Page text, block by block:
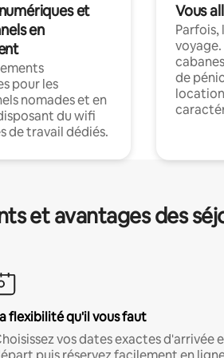
et
en
pour les
nomades et en
du wifi
de travail dédiés.
Vous
voyage.
de
et avantages des
flexibilité qu'il vous faut
vos dates exactes d'arrivée